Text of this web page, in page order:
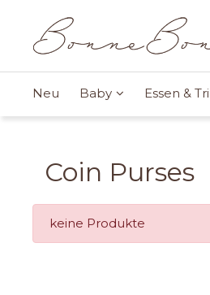
Neu Baby Essen &
Coin Purses
keine Produkte